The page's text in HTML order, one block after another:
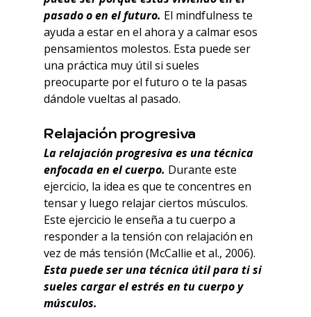
pasado o en el futuro. El mindfulness te
ayuda a estar en el ahora y a calmar esos
pensamientos molestos. Esta puede ser
una práctica muy útil si sueles
preocuparte por el futuro o te la pasas
dándole vueltas al pasado.
Relajación progresiva
La relajación progresiva es una técnica
enfocada en el cuerpo. Durante este
ejercicio, la idea es que te concentres en
tensar y luego relajar ciertos músculos.
Este ejercicio le enseña a tu cuerpo a
responder a la tensión con relajación en
vez de más tensión (McCallie et al., 2006).
Esta puede ser una técnica útil para ti si
sueles cargar el estrés en tu cuerpo y
músculos.